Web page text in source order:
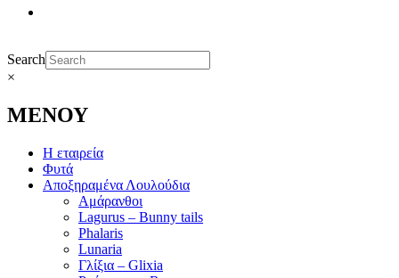
Search
×
ΜΕΝΟΥ
Η εταιρεία
Φυτά
Αποξηραμένα Λουλούδια
Αμάρανθοι
Lagurus – Bunny tails
Phalaris
Lunaria
Γλίξια – Glixia